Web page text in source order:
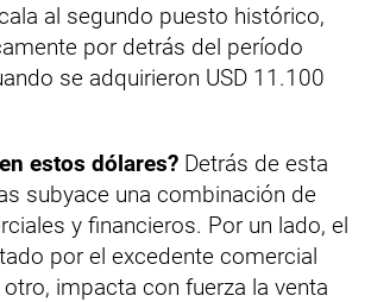
al segundo puesto histórico,
por detrás del período
se adquirieron USD 11.100
estos dólares? Detrás de esta
subyace una combinación de
y financieros. Por un lado, el
por el excedente comercial
impacta con fuerza la venta